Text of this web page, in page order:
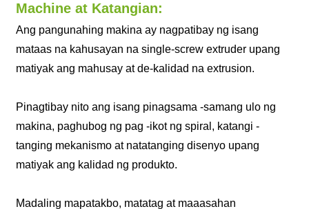
Machine at Katangian:
Ang pangunahing makina ay nagpatibay ng isang
mataas na kahusayan na single-screw extruder upang
matiyak ang mahusay at de-kalidad na extrusion.
Pinagtibay nito ang isang pinagsama -samang ulo ng
makina, paghubog ng pag -ikot ng spiral, katangi -
tanging mekanismo at natatanging disenyo upang
matiyak ang kalidad ng produkto.
Madaling mapatakbo, matatag at maaasahan